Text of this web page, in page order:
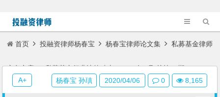
首页 投融资律师杨春宝 杨春宝律师论文集 私募基金律师
实务文章 私募基金行业法律动态（2020年3月/总第25期）
杨春宝 孙瑱 2020/04/06 0 8,165
A+